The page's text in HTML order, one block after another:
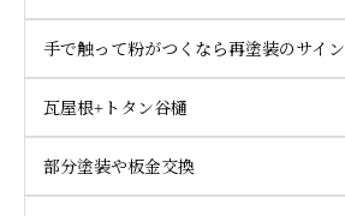
手で触って粉がつくなら再塗装のサイン
瓦屋根+トタン谷樋
部分塗装や板金交換